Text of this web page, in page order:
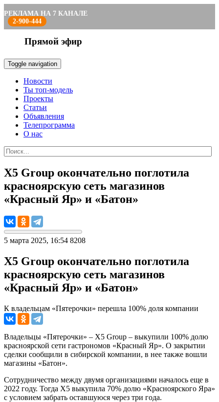
РЕКЛАМА НА 7 КАНАЛЕ
2-900-444
Прямой эфир
Toggle navigation
Новости
Ты топ-модель
Проекты
Статьи
Объявления
Телепрограмма
О нас
X5 Group окончательно поглотила
красноярскую сеть магазинов
«Красный Яр» и «Батон»
5 марта 2025, 16:54 8208
X5 Group окончательно поглотила
красноярскую сеть магазинов
«Красный Яр» и «Батон»
К владельцам «Пятерочки» перешла 100% доля компании
Владельцы «Пятерочки» – X5 Group – выкупили 100% долю
красноярской сети гастрономов «Красный Яр». О закрытии
сделки сообщили в сибирской компании, в нее также вошли
магазины «Батон».
Сотрудничество между двумя организациями началось еще в
2022 году. Тогда X5 выкупила 70% долю «Красноярского Яра»
с условием забрать оставшуюся через три года.